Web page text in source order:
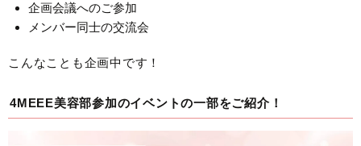
企画会議へのご参加
メンバー同士の交流会
こんなことも企画中です！
4MEEE美容部参加のイベントの一部をご紹介！